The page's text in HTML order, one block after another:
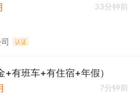
33分钟前
认证
+有班车+有住宿+年假）
7分钟前